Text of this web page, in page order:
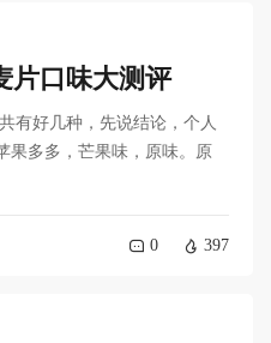
片口味大测评
有好几种，先说结论，个人
果多多，芒果味，原味。原
0 397